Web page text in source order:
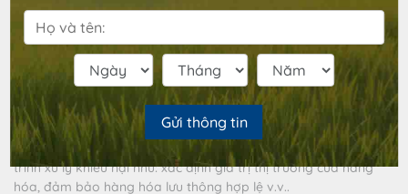
và địa chỉ người nhận
Mã vận đơn của đơn hàng
Để đảm bảo an toàn cho hàng hóa, Chúng tôi sẽ gửi kèm hóa
đơn tài chính hoặc phiếu xuất kho hợp lệ của sản phẩm trong
bưu kiện (nếu có).
Hóa đơn tài chính hoặc phiếu xuất kho là căn cứ hỗ trợ quá
trình xử lý khiếu nại như: xác định giá trị thị trường của hàng
hóa, đảm bảo hàng hóa lưu thông hợp lệ v.v..
Gửi thông tin